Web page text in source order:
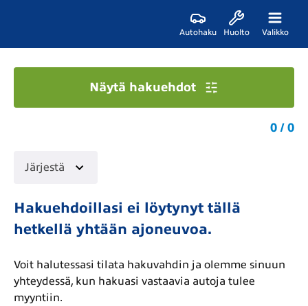
Autohaku Huolto Valikko
Näytä hakuehdot
0 / 0
Järjestä
Hakuehdoillasi ei löytynyt tällä
hetkellä yhtään ajoneuvoa.
Voit halutessasi tilata hakuvahdin ja olemme sinuun
yhteydessä, kun hakuasi vastaavia autoja tulee
myyntiin.